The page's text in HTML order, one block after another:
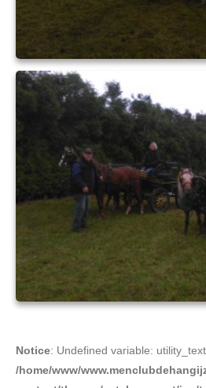
Notice: Undefined variable:
/home/www/